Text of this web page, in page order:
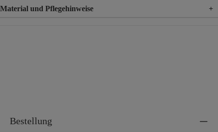
Material und Pflegehinweise +
Bestellung